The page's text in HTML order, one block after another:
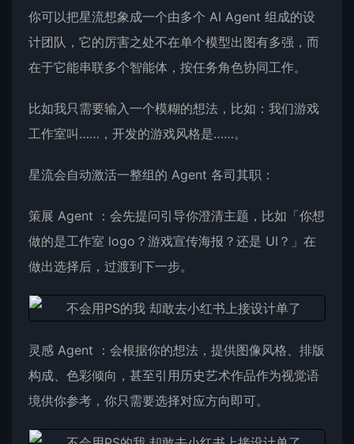
你可以把星流想象成一个由多个 AI Agent 组成的设
计团队，它的厉害之处不在单个模型出图有多强，而
在于它能串联多个智能体，按任务角色协同工作。
比如我只需要输入一个模糊的想法，比如：我们游戏
工作室叫……，开发的游戏风格是……。
星流会自动激活一整组的 Agent 各司其职：
策展 Agent ：会先提问引导你澄清主题，比如「你想
做的是工作室 logo？游戏宣传海报？还是 UI？」在
做出选择后，过渡到下一步。
灵感 Agent ：会根据你的想法，提供图像风格、排版
构成、色彩倾向，甚至引用历史艺术作品作为视觉语
境供你参考，你只需要选择对应方向即可。